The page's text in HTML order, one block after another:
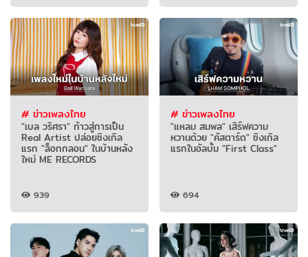
# ข่าวเพลงไทย
"เบล วริศรา" ก้าวสู่การเป็น
Real Artist ปล่อยซิงเกิล
แรก "ล็อกกลอน" ในบ้านหลัง
ใหม่ ME RECORDS
939
# ข่าวเพลงไทย
"แหลม สมพล" เสิร์ฟความ
หวานด้วย "คัสตาร์ด" ซิงเกิล
แรกในอัลบั้ม "First Class"
694